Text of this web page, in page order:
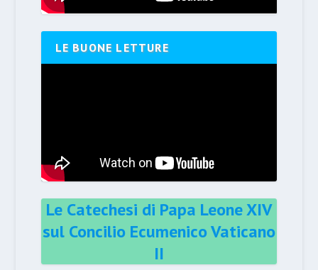
LE BUONE LETTURE
Le Catechesi di Papa Leone XIV
sul Concilio Ecumenico Vaticano
II